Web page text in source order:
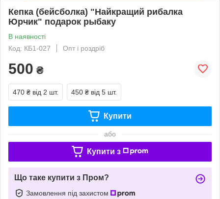
Кепка (бейсболка) "Найкращий рибалка
Юрчик" подарок рыбаку
В наявності
Код: КБ1-027
Опт і роздріб
500 ₴
470 ₴ від 2 шт. 450 ₴ від 5 шт.
Купити
або
Купити з
Що таке купити з Пром?
Замовлення під захистом